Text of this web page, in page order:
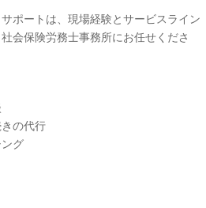
ポートは、現場経験とサービスライン
会保険労務士事務所にお任せくださ
の代行
グ